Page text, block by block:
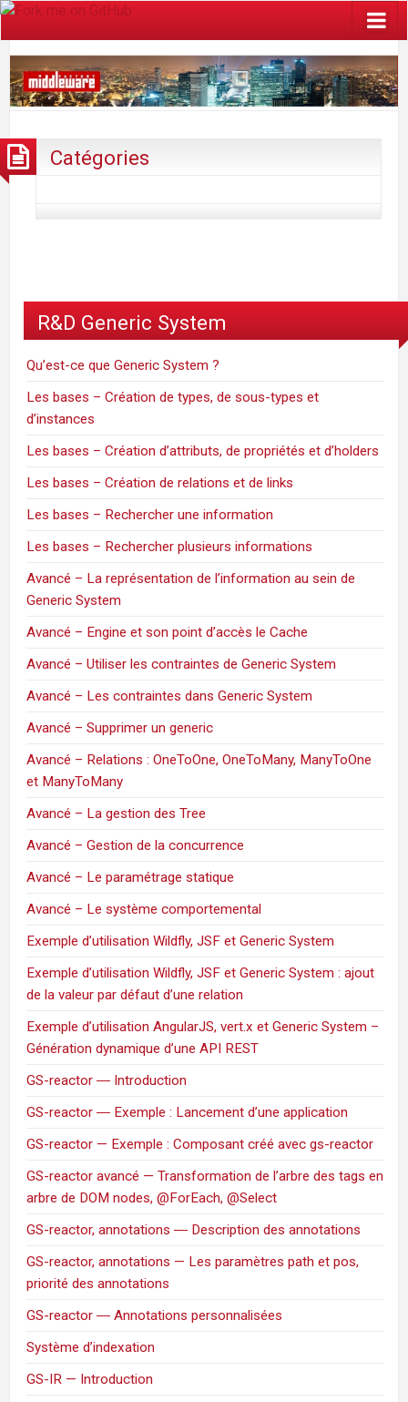
Catégories
R&D Generic System
Qu’est-ce que Generic System ?
Les bases – Création de types, de sous-types et
d’instances
Les bases – Création d’attributs, de propriétés et d’holders
Les bases – Création de relations et de links
Les bases – Rechercher une information
Les bases – Rechercher plusieurs informations
Avancé – La représentation de l’information au sein de
Generic System
Avancé – Engine et son point d’accès le Cache
Avancé – Utiliser les contraintes de Generic System
Avancé – Les contraintes dans Generic System
Avancé – Supprimer un generic
Avancé – Relations : OneToOne, OneToMany, ManyToOne
et ManyToMany
Avancé – La gestion des Tree
Avancé – Gestion de la concurrence
Avancé – Le paramétrage statique
Avancé – Le système comportemental
Exemple d’utilisation Wildfly, JSF et Generic System
Exemple d’utilisation Wildfly, JSF et Generic System : ajout
de la valeur par défaut d’une relation
Exemple d’utilisation AngularJS, vert.x et Generic System –
Génération dynamique d’une API REST
GS-reactor ― Introduction
GS-reactor ― Exemple : Lancement d’une application
GS-reactor — Exemple : Composant créé avec gs-reactor
GS-reactor avancé — Transformation de l’arbre des tags en
arbre de DOM nodes, @ForEach, @Select
GS-reactor, annotations ― Description des annotations
GS-reactor, annotations — Les paramètres path et pos,
priorité des annotations
GS-reactor ― Annotations personnalisées
Système d’indexation
GS-IR — Introduction